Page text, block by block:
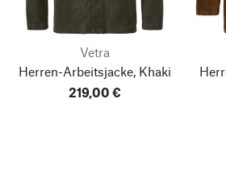
Vetra
Herren-Arbeitsjacke, Khaki
219,00 €